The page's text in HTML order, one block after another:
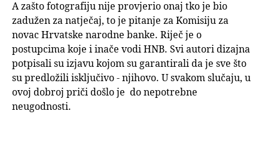
A zašto fotografiju nije provjerio onaj tko je bio
zadužen za natječaj, to je pitanje za Komisiju za
novac Hrvatske narodne banke. Riječ je o
postupcima koje i inače vodi HNB. Svi autori dizajna
potpisali su izjavu kojom su garantirali da je sve što
su predložili isključivo - njihovo. U svakom slučaju, u
ovoj dobroj priči došlo je do nepotrebne
neugodnosti.